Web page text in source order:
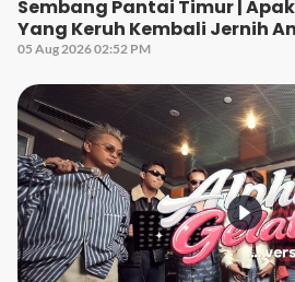
Sembang Pantai Timur |
Yang Keruh Kembali Jernih
05 Aug 2026 02:52 PM